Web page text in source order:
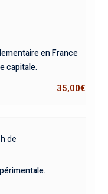
en France
capitale.
35,00€
de